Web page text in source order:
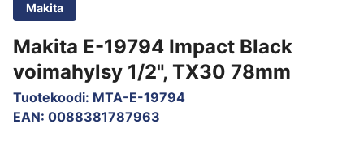
Makita
Makita E-19794 Impact Black
voimahylsy 1/2", TX30 78mm
Tuotekoodi: MTA-E-19794
EAN: 0088381787963